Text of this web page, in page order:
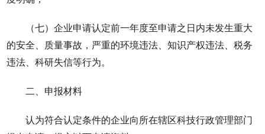
（七）企业申请认定前一年度至申请之日内未发生重大
的安全、质量事故，严重的环境违法、知识产权违法、税务
违法、科研失信等行为。
二、申报材料
认为符合认定条件的企业向所在辖区科技行政管理部门